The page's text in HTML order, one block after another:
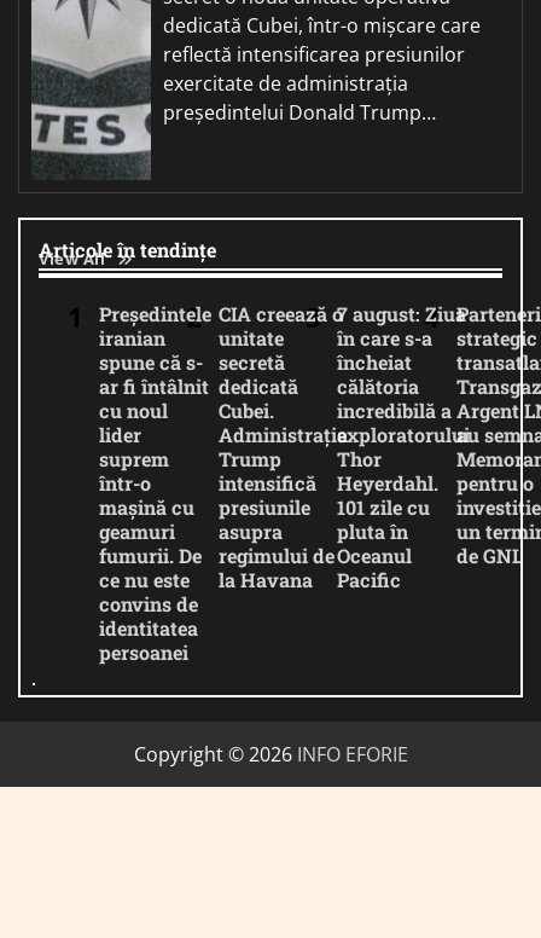
dedicată Cubei, într-o mișcare care
reflectă intensificarea presiunilor
exercitate de administrația
președintelui Donald Trump…
Articole în tendințe
View All
Președintele
iranian
spune că s-
ar fi întâlnit
cu noul
lider
suprem
într-o
mașină cu
geamuri
fumurii. De
ce nu este
convins de
identitatea
persoanei
CIA creează o
unitate
secretă
dedicată
Cubei.
Administrația
Trump
intensifică
presiunile
asupra
regimului de
la Havana
7 august: Ziua
în care s-a
încheiat
călătoria
incredibilă a
exploratorului
Thor
Heyerdahl.
101 zile cu
pluta în
Oceanul
Pacific
strategic
Argent
au
pentru o
un
de GNL
Copyright © 2026 INFO EFORIE